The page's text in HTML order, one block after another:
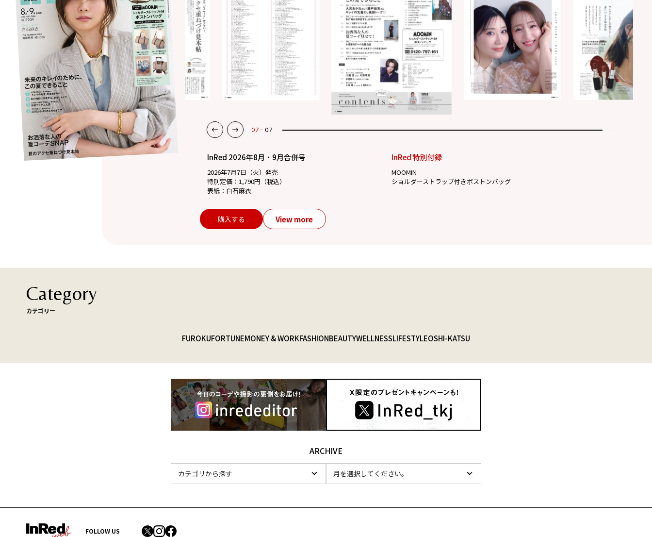
07 07
InRed 2026年8月・9月合併号
2026年7月7日（火）発売
特別定価：1,790円（税込）
表紙：白石麻衣
InRed 特別付録
MOOMIN
ショルダーストラップ付きボストンバッグ
購入する View more
Category
カテゴリー
FUROKUFORTUNEMONEY & WORKFASHIONBEAUTYWELLNESSLIFESTYLEOSHI-KATSU
ARCHIVE
FOLLOW US